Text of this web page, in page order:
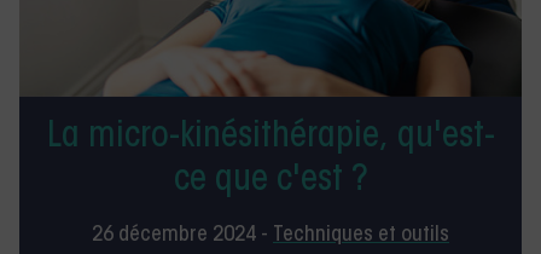
La micro-kinésithérapie, qu'est-
ce que c'est ?
26 décembre 2024 - Techniques et outils